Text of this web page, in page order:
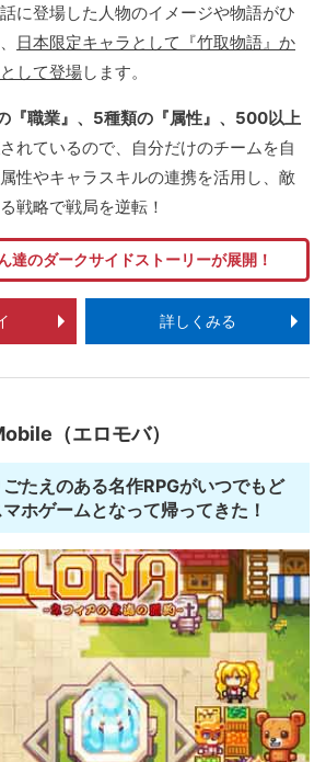
に登場した人物のイメージや物語がひ
日本限定キャラとして『竹取物語』か
して登場します。
『職業』、5種類の『属性』、500以上
されているので、自分だけのチームを自
性やキャラスキルの連携を活用し、敵
戦略で戦局を逆転！
達のダークサイドストーリーが展開！
詳しくみる
（エロモバ）
たえのある名作RPGがいつでもど
ホゲームとなって帰ってきた！